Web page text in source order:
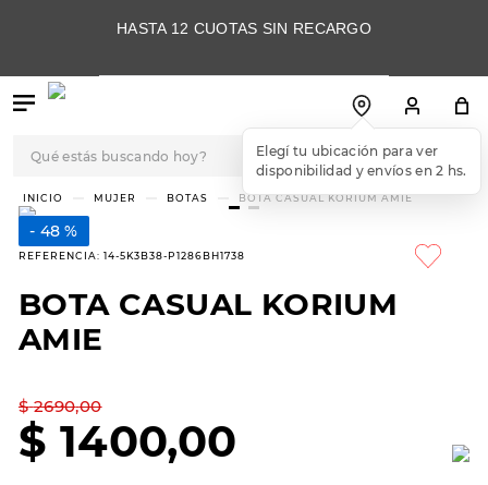
HASTA 12 CUOTAS SIN RECARGO
Elegí tu ubicación para ver
disponibilidad y envíos en 2 hs.
MUJER BOTAS BOTA CASUAL KORIUM AMIE
48 %
REFERENCIA: 14-5K3B38-P1286BH1738
BOTA CASUAL KORIUM
AMIE
$ 2690,00
$ 1400,00
TÉRMINOS MÁS
BUSCADOS